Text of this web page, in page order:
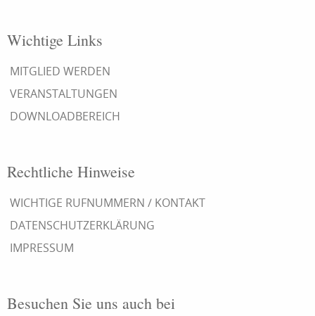
Wichtige Links
MITGLIED WERDEN
VERANSTALTUNGEN
DOWNLOADBEREICH
Rechtliche Hinweise
WICHTIGE RUFNUMMERN / KONTAKT
DATENSCHUTZERKLÄRUNG
IMPRESSUM
Besuchen Sie uns auch bei